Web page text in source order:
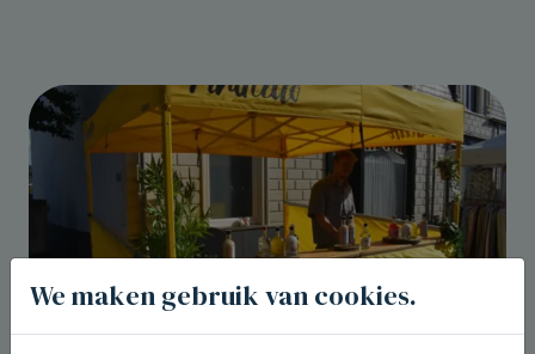
We maken gebruik van cookies.